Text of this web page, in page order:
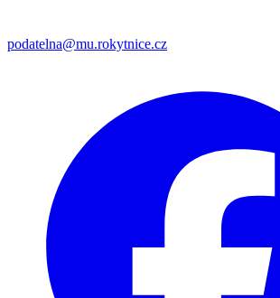
podatelna@mu.rokytnice.cz